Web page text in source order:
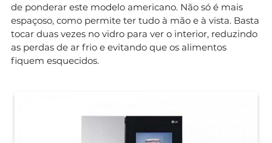
de ponderar este modelo americano. Não só é mais
espaçoso, como permite ter tudo à mão e à vista. Basta
tocar duas vezes no vidro para ver o interior, reduzindo
as perdas de ar frio e evitando que os alimentos
fiquem esquecidos.